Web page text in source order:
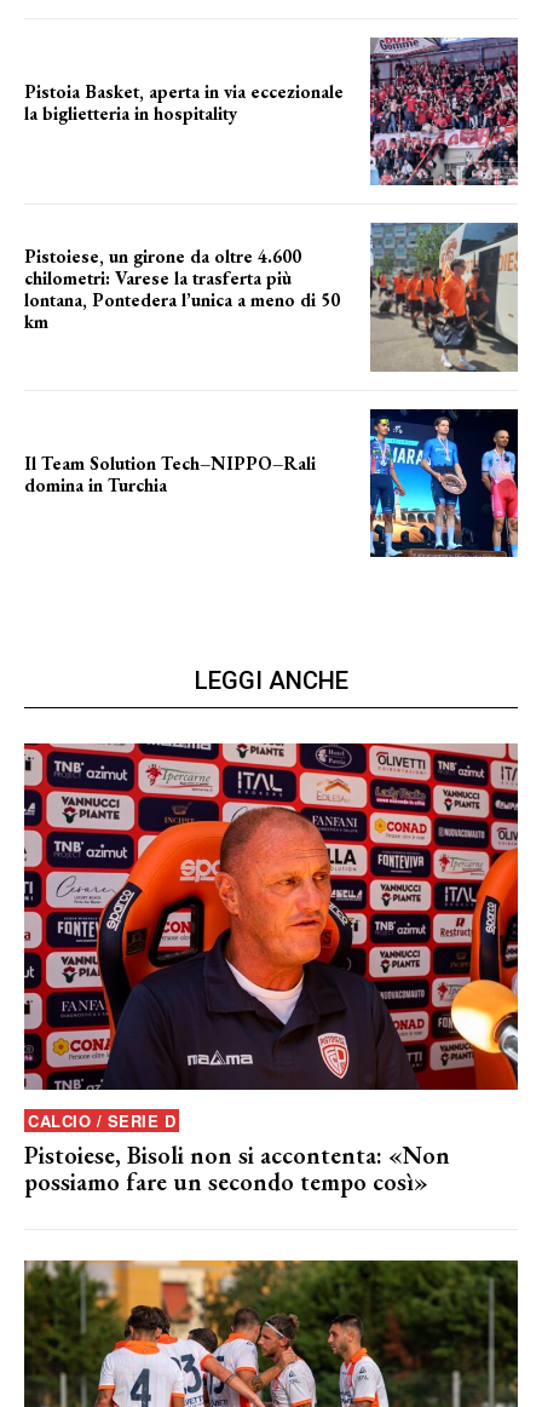
Pistoia Basket, aperta in via eccezionale
la biglietteria in hospitality
Pistoiese, un girone da oltre 4.600
chilometri: Varese la trasferta più
lontana, Pontedera l’unica a meno di 50
km
Il Team Solution Tech–NIPPO–Rali
domina in Turchia
LEGGI ANCHE
CALCIO / SERIE D
Pistoiese, Bisoli non si accontenta: «Non
possiamo fare un secondo tempo così»